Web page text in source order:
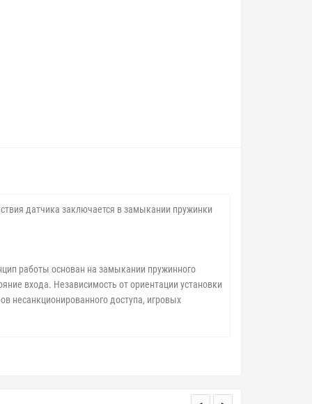
датчика заключается в замыкании пружинки
работы основан на замыкании пружинного
входа. Независимость от ориентации установки
несанкционированного доступа, игровых